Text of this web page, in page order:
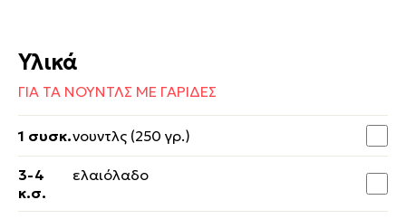
Υλικά
ΓΙΑ ΤΑ ΝΟΥΝΤΛΣ ΜΕ ΓΑΡΙΔΕΣ
1 συσκ.νουντλς (250 γρ.)
3-4
κ.σ.
ελαιόλαδο